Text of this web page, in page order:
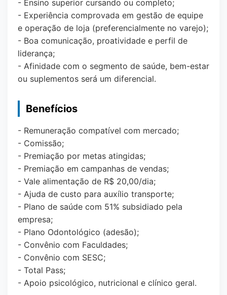
- Ensino superior cursando ou completo;
- Experiência comprovada em gestão de equipe
e operação de loja (preferencialmente no varejo);
- Boa comunicação, proatividade e perfil de
liderança;
- Afinidade com o segmento de saúde, bem-estar
ou suplementos será um diferencial.
Benefícios
- Remuneração compatível com mercado;
- Comissão;
- Premiação por metas atingidas;
- Premiação em campanhas de vendas;
- Vale alimentação de R$ 20,00/dia;
- Ajuda de custo para auxílio transporte;
- Plano de saúde com 51% subsidiado pela
empresa;
- Plano Odontológico (adesão);
- Convênio com Faculdades;
- Convênio com SESC;
- Total Pass;
- Apoio psicológico, nutricional e clínico geral.